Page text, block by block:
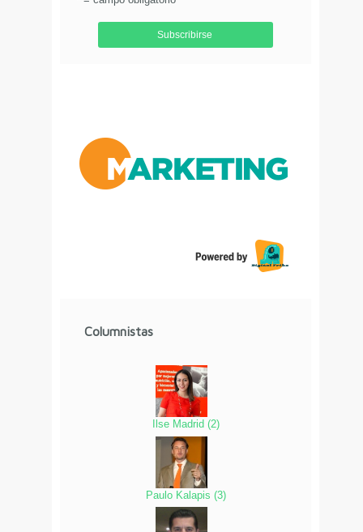
Columnistas
Ilse Madrid (2)
Paulo Kalapis (3)
Aviso de Privacidad